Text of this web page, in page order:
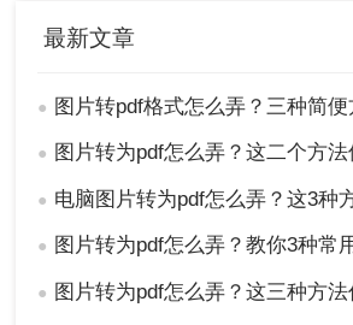
最新文章
● 图片转pdf格式怎么弄？三种简便方法，让
● 图片转为pdf怎么弄？这二个方
● 电脑图片转为pdf怎么弄？这3种
● 图片转为pdf怎么弄？教你3种常
● 图片转为pdf怎么弄？这三种方法